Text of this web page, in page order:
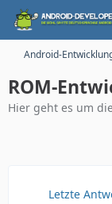
Android-
ROM-
Hier geht es um
Letzte